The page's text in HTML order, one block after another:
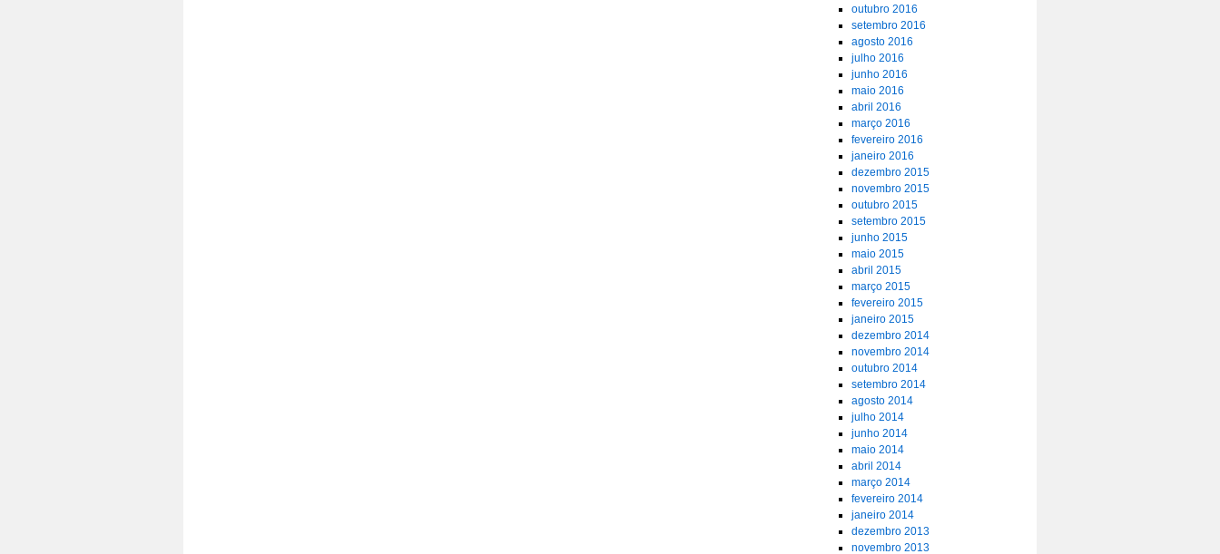
outubro 2016
setembro 2016
agosto 2016
julho 2016
junho 2016
maio 2016
abril 2016
março 2016
fevereiro 2016
janeiro 2016
dezembro 2015
novembro 2015
outubro 2015
setembro 2015
junho 2015
maio 2015
abril 2015
março 2015
fevereiro 2015
janeiro 2015
dezembro 2014
novembro 2014
outubro 2014
setembro 2014
agosto 2014
julho 2014
junho 2014
maio 2014
abril 2014
março 2014
fevereiro 2014
janeiro 2014
dezembro 2013
novembro 2013